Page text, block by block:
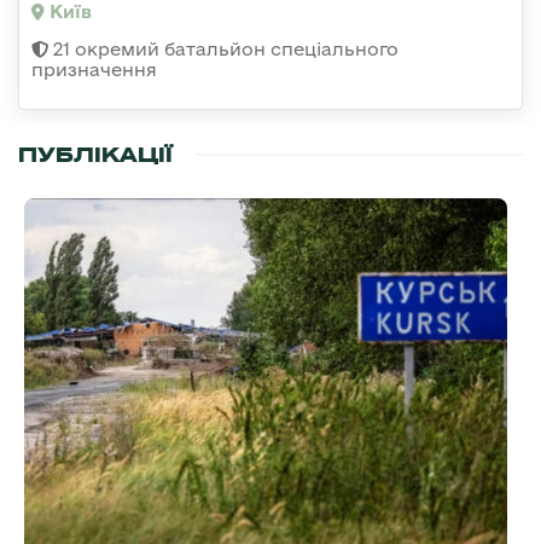
Київ
21 окремий батальйон спеціального
призначення
ПУБЛІКАЦІЇ